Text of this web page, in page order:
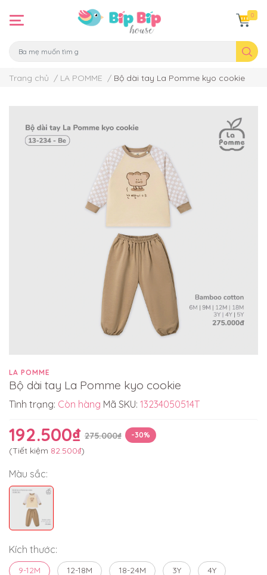
0
Trang chủ / LA POMME / Bộ dài tay La Pomme kyo cookie
LA POMME
Bộ dài tay La Pomme kyo cookie
Tình trạng: Còn hàng Mã SKU: 13234050514T
192.500₫ 275.000₫ -30%
(Tiết kiệm 82.500₫)
Màu sắc:
Kích thước:
9-12M 12-18M 18-24M 3Y 4Y